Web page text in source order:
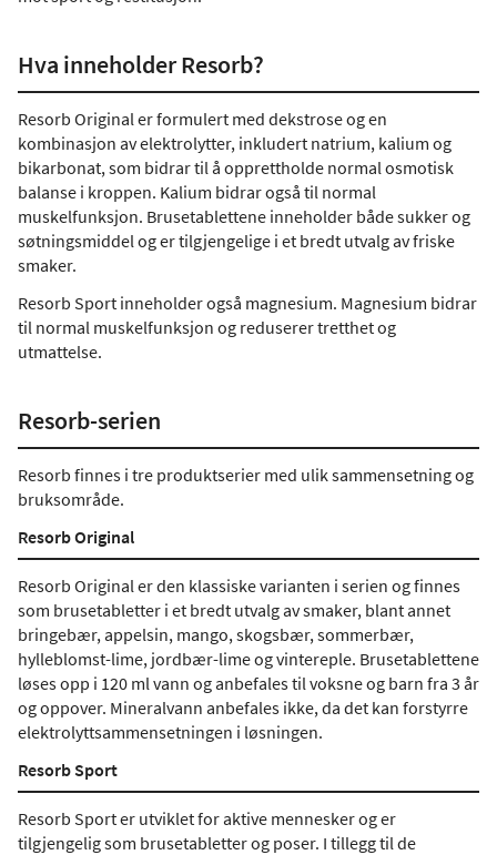
Hva inneholder Resorb?
Resorb Original er formulert med dekstrose og en
kombinasjon av elektrolytter, inkludert natrium, kalium og
bikarbonat, som bidrar til å opprettholde normal osmotisk
balanse i kroppen. Kalium bidrar også til normal
muskelfunksjon. Brusetablettene inneholder både sukker og
søtningsmiddel og er tilgjengelige i et bredt utvalg av friske
smaker.
Resorb Sport inneholder også magnesium. Magnesium bidrar
til normal muskelfunksjon og reduserer tretthet og
utmattelse.
Resorb-serien
Resorb finnes i tre produktserier med ulik sammensetning og
bruksområde.
Resorb Original
Resorb Original er den klassiske varianten i serien og finnes
som brusetabletter i et bredt utvalg av smaker, blant annet
bringebær, appelsin, mango, skogsbær, sommerbær,
hylleblomst-lime, jordbær-lime og vintereple. Brusetablettene
løses opp i 120 ml vann og anbefales til voksne og barn fra 3 år
og oppover. Mineralvann anbefales ikke, da det kan forstyrre
elektrolyttsammensetningen i løsningen.
Resorb Sport
Resorb Sport er utviklet for aktive mennesker og er
tilgjengelig som brusetabletter og poser. I tillegg til de